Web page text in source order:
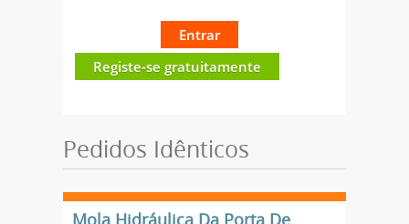
Entrar
Registe-se gratuitamente
Pedidos Idênticos